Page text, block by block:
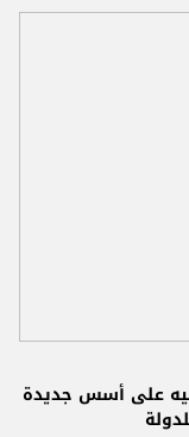
على أسس جديدة